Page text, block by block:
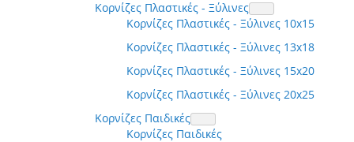
Κορνίζες Πλαστικές - Ξύλινες
Κορνίζες Πλαστικές - Ξύλινες 10x15
Κορνίζες Πλαστικές - Ξύλινες 13x18
Κορνίζες Πλαστικές - Ξύλινες 15x20
Κορνίζες Πλαστικές - Ξύλινες 20x25
Κορνίζες Παιδικές
Κορνίζες Παιδικές